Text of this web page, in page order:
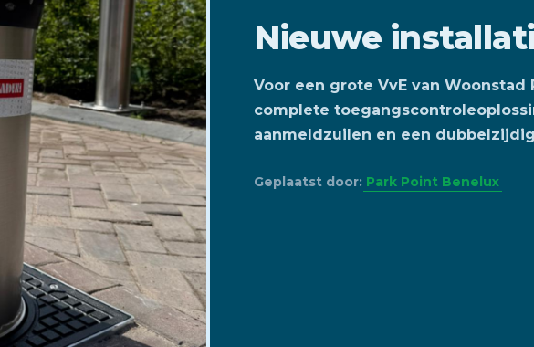
Nieuwe
Voor een grote VvE van
complete
aanmeldzuilen en een
Geplaatst door: Park Point Benelux